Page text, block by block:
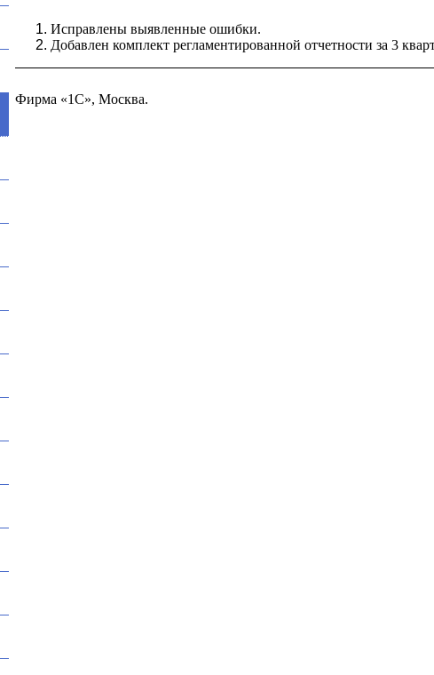
Исправлены выявленные ошибки.
Добавлен комплект регламентированной отчетности за 3
Фирма «1С», Москва.